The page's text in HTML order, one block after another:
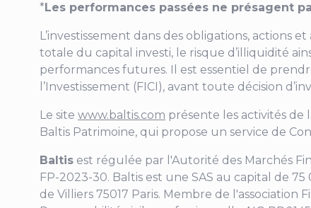
*Les performances passées ne présagent
L’investissement dans des obligations, actions
totale du capital investi, le risque d’illiquidité
performances futures. Il est essentiel de
l’Investissement (FICI), avant toute décision
Le site www.baltis.com présente les activités de
Baltis Patrimoine, qui propose un service de
Baltis est régulée par l'Autorité des Marchés
FP-2023-30. Baltis est une SAS au capital de
de Villiers 75017 Paris. Membre de l'association